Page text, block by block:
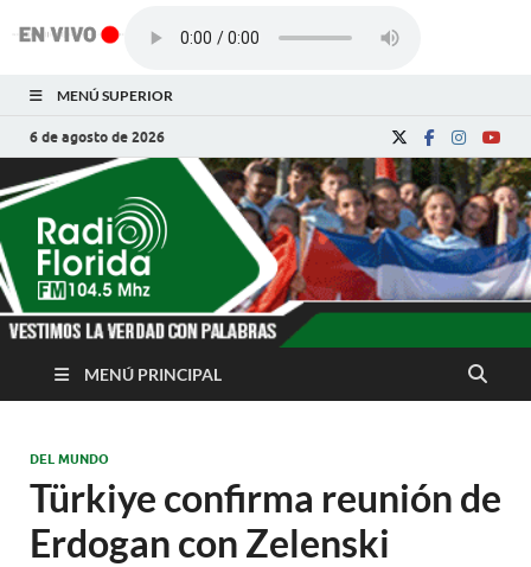
MENÚ SUPERIOR
6 de agosto de 2026
Radio Florida de
Cuba
Noticias y Actualidades de Florida, Camagüey,
MENÚ PRINCIPAL
DEL MUNDO
Türkiye confirma reunión de
Erdogan con Zelenski